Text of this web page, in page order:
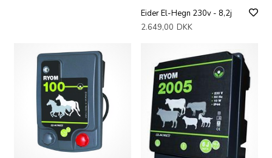
Eider El-Hegn 230v - 8,2j
2.649,00 DKK